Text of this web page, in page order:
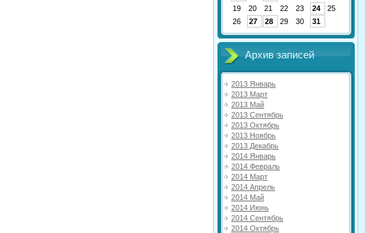
19
20 21 22 23 24
25
26
27 28 29 30 31
Архив записей
2013 Январь
2013 Март
2013 Май
2013 Сентябрь
2013 Октябрь
2013 Ноябрь
2013 Декабрь
2014 Январь
2014 Февраль
2014 Март
2014 Апрель
2014 Май
2014 Июнь
2014 Сентябрь
2014 Октябрь